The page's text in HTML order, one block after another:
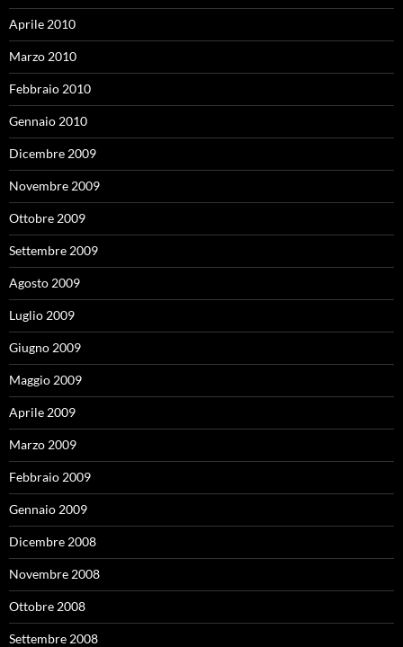
Aprile 2010
Marzo 2010
Febbraio 2010
Gennaio 2010
Dicembre 2009
Novembre 2009
Ottobre 2009
Settembre 2009
Agosto 2009
Luglio 2009
Giugno 2009
Maggio 2009
Aprile 2009
Marzo 2009
Febbraio 2009
Gennaio 2009
Dicembre 2008
Novembre 2008
Ottobre 2008
Settembre 2008